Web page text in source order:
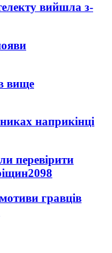
вийшла з-
вище
наприкінці
перевірити
2098
гравців